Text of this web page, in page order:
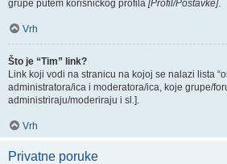
grupe putem korisničkog profila [Profil/Postavke].
Vrh
Što je “Tim” link?
Link koji vodi na stranicu na kojoj se nalazi lista
administratora/ica i moderatora/ica, koje grupe/
administriraju/moderiraju i sl.].
Vrh
Privatne poruke